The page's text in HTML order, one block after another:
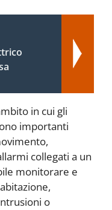
in cui gli
importanti
collegati a un
monitorare e
o